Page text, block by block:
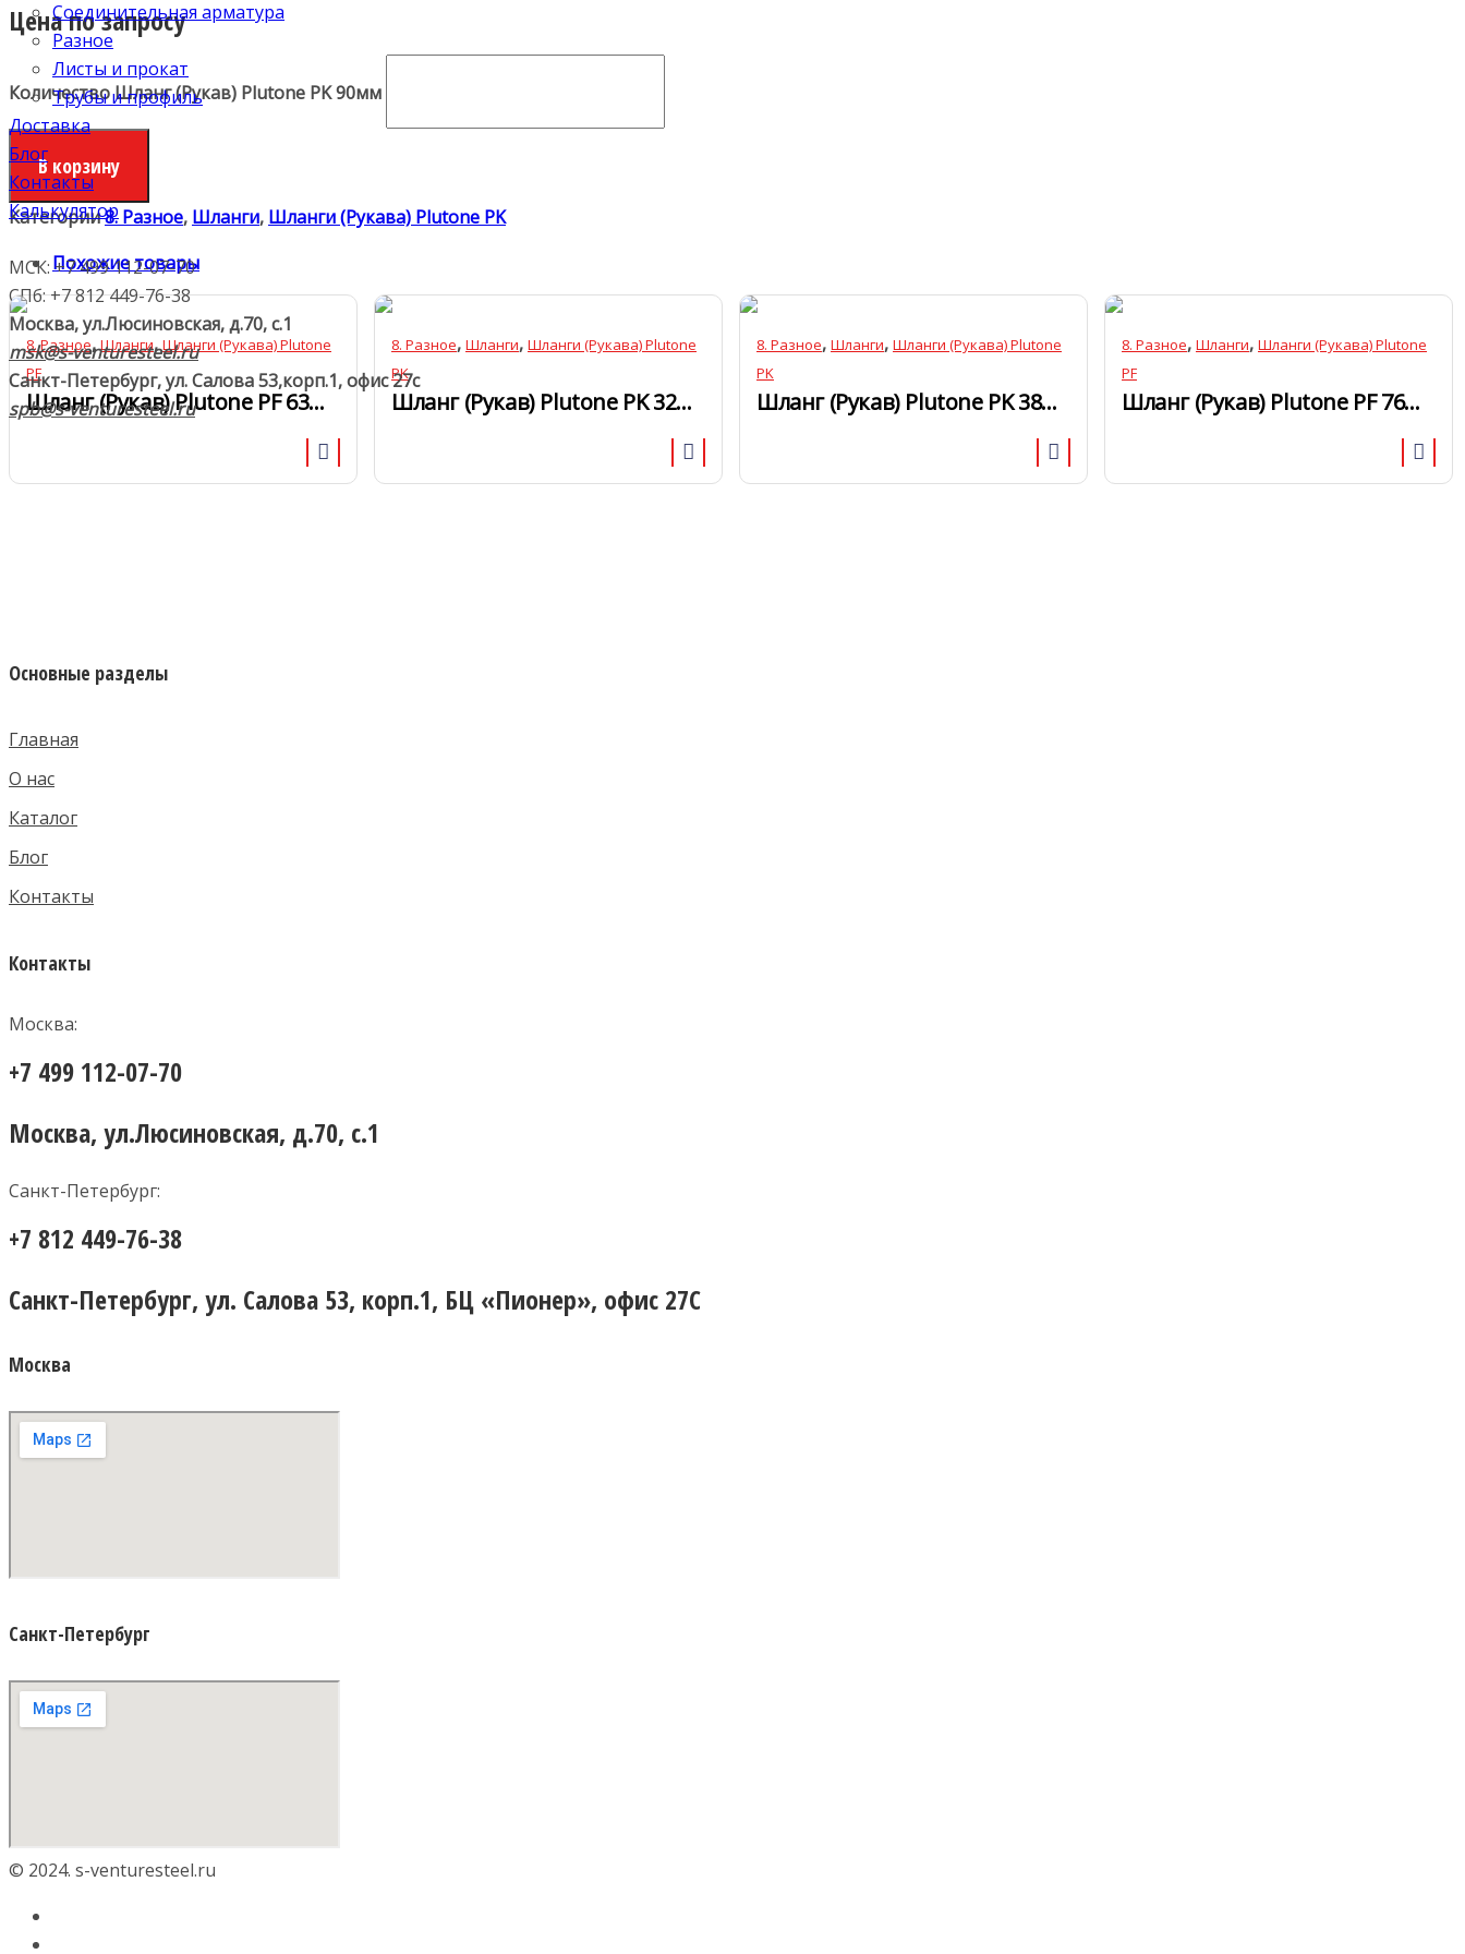
Соединительная арматура
Разное
Листы и прокат
Трубы и профиль
Доставка
Блог
Контакты
Калькулятор
МСК: +7 499 112-07-70
СПб: +7 812 449-76-38
Москва, ул.Люсиновская, д.70, с.1
msk@s-venturesteel.ru
Санкт-Петербург, ул. Салова 53,корп.1, офис 27с
spb@s-venturesteel.ru
Цена по запросу
Количество Шланг (Рукав) Plutone PK 90мм
В корзину
Категории8. Разное, Шланги, Шланги (Рукава) Plutone PK
Похожие товары
8. Разное,Шланги,Шланги (Рукава) Plutone
PF
Шланг (Рукав) Plutone PF 63мм
8. Разное, Шланги, Шланги (Рукава) Plutone
PK
Шланг (Рукав) Plutone PK 32мм
8. Разное, Шланги, Шланги (Рукава) Plutone
PK
Шланг (Рукав) Plutone PK 38мм
8. Разное, Шланги, Шланги (Рукава) Plutone
PF
Шланг (Рукав) Plutone PF 76мм
Основные разделы
Главная
О нас
Каталог
Блог
Контакты
Контакты
Москва:
+7 499 112-07-70
Москва, ул.Люсиновская, д.70, с.1
Санкт-Петербург:
+7 812 449-76-38
Санкт-Петербург, ул. Салова 53, корп.1, БЦ «Пионер», офис 27С
Москва
Санкт-Петербург
© 2024. s-venturesteel.ru